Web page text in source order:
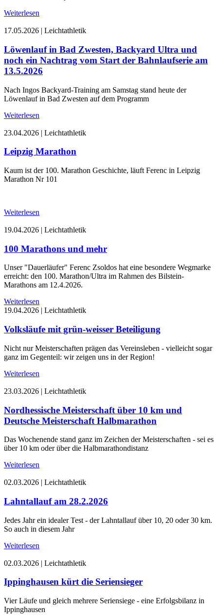
Weiterlesen
17.05.2026 | Leichtathletik
Löwenlauf in Bad Zwesten, Backyard Ultra und
noch ein Nachtrag vom Start der Bahnlaufserie am
13.5.2026
Nach Ingos Backyard-Training am Samstag stand heute der
Löwenlauf in Bad Zwesten auf dem Programm
Weiterlesen
23.04.2026 | Leichtathletik
Leipzig Marathon
Kaum ist der 100. Marathon Geschichte, läuft Ferenc in Leipzig
Marathon Nr 101
Weiterlesen
19.04.2026 | Leichtathletik
100 Marathons und mehr
Unser "Dauerläufer" Ferenc Zsoldos hat eine besondere Wegmarke
erreicht: den 100. Marathon/Ultra im Rahmen des Bilstein-
Marathons am 12.4.2026.
Weiterlesen
19.04.2026 | Leichtathletik
Volksläufe mit grün-weisser Beteiligung
Nicht nur Meisterschaften prägen das Vereinsleben - vielleicht sogar
ganz im Gegenteil: wir zeigen uns in der Region!
Weiterlesen
23.03.2026 | Leichtathletik
Nordhessische Meisterschaft über 10 km und
Deutsche Meisterschaft Halbmarathon
Das Wochenende stand ganz im Zeichen der Meisterschaften - sei es
über 10 km oder über die Halbmarathondistanz
Weiterlesen
02.03.2026 | Leichtathletik
Lahntallauf am 28.2.2026
Jedes Jahr ein idealer Test - der Lahntallauf über 10, 20 oder 30 km.
So auch in diesem Jahr
Weiterlesen
02.03.2026 | Leichtathletik
Ippinghausen kürt die Seriensieger
Vier Läufe und gleich mehrere Seriensiege - eine Erfolgsbilanz in
Ippinghausen